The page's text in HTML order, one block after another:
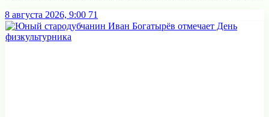
8 августа 2026, 9:00 71